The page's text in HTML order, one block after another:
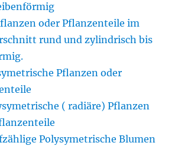
oder Pflanzenteile im
rund und zylindrisch bis
Pflanzen oder
( radiäre) Pflanzen
Polysymetrische Blumen